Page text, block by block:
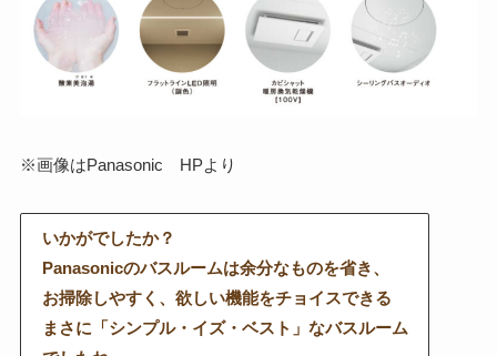
※画像はPanasonic HPより
いかがでしたか？
Panasonicのバスルームは余分なものを省き、
お掃除しやすく、欲しい機能をチョイスできる
まさに「シンプル・イズ・ベスト」なバスルーム